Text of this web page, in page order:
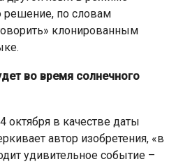
решение, по словам
клонированным
во время солнечного
октября в качестве даты
автор изобретения, «в
удивительное событие –